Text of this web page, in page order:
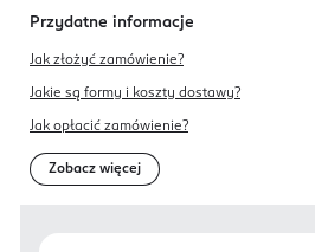
Przydatne informacje
Jak złożyć zamówienie?
Jakie są formy i koszty dostawy?
Jak opłacić zamówienie?
Zobacz więcej